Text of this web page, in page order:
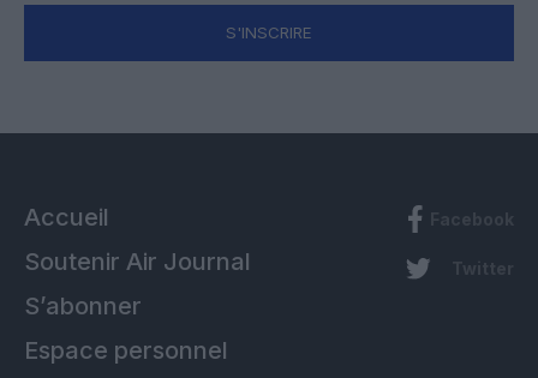
S'INSCRIRE
Accueil
Soutenir Air Journal
S’abonner
Espace personnel